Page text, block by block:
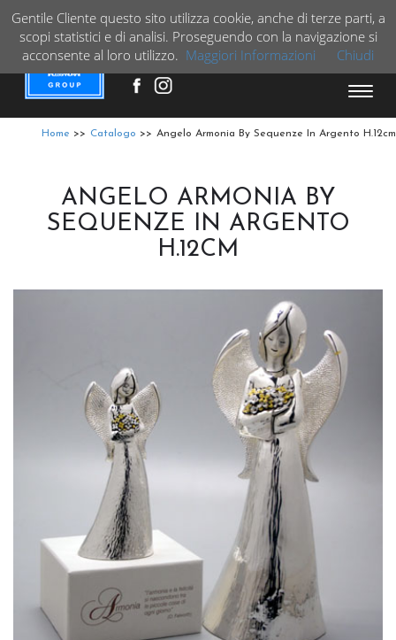
+39 3515881894
VAI
di
Angelo Armonia By Sequenze In Argento H.12cm
Catalogo >>
Home >>
ANGELO ARMONIA BY
SEQUENZE IN ARGENTO
H.12CM
Gentile Cliente questo sito utilizza cookie, anche di terze parti, a
scopi statistici e di analisi. Proseguendo con la navigazione si
acconsente al loro utilizzo. Maggiori Informazioni Chiudi